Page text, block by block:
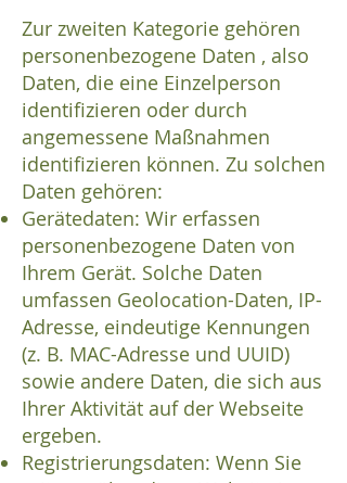
Zur zweiten Kategorie gehören
personenbezogene Daten , also
Daten, die eine Einzelperson
identifizieren oder durch
angemessene Maßnahmen
identifizieren können. Zu solchen
Daten gehören:
Gerätedaten: Wir erfassen
personenbezogene Daten von
Ihrem Gerät. Solche Daten
umfassen Geolocation-Daten, IP-
Adresse, eindeutige Kennungen
(z. B. MAC-Adresse und UUID)
sowie andere Daten, die sich aus
Ihrer Aktivität auf der Webseite
ergeben.
Registrierungsdaten: Wenn Sie